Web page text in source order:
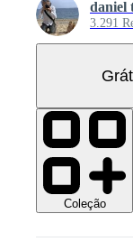
daniel
3.291
Coleção